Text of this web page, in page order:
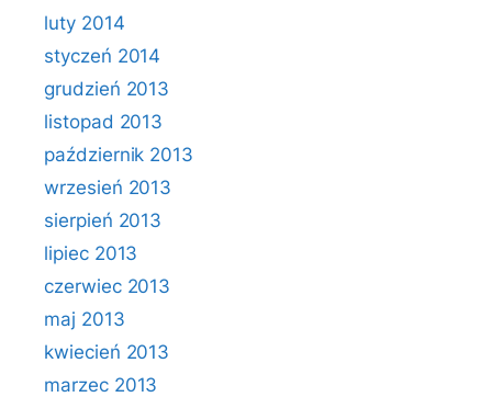
luty 2014
styczeń 2014
grudzień 2013
listopad 2013
październik 2013
wrzesień 2013
sierpień 2013
lipiec 2013
czerwiec 2013
maj 2013
kwiecień 2013
marzec 2013